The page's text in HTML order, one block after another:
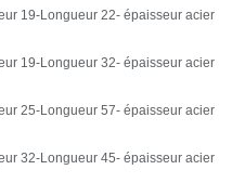
19-Longueur 22- épaisseur acier
19-Longueur 32- épaisseur acier
25-Longueur 57- épaisseur acier
32-Longueur 45- épaisseur acier